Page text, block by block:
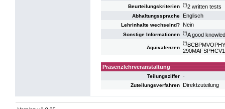
Beurteilungskriterien (*)2 written tests
Abhaltungssprache Englisch
Lehrinhalte wechselnd? Nein
Sonstige Informationen (*)A good
Äquivalenzen
(*)
Präsenzlehrveranstaltung
Teilungsziffer -
Zuteilungsverfahren Direktzuteilung